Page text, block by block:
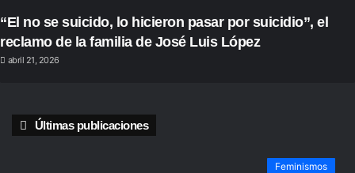
“El no se suicido, lo hicieron pasar por suicidio”, el
reclamo de la familia de José Luis López
abril 21, 2026
Últimas publicaciones
Feminismos